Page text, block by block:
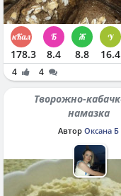
178.3 8.4 8.8 16.4
4 4
Творожно-кабачковая
намазка
Автор Оксана Б